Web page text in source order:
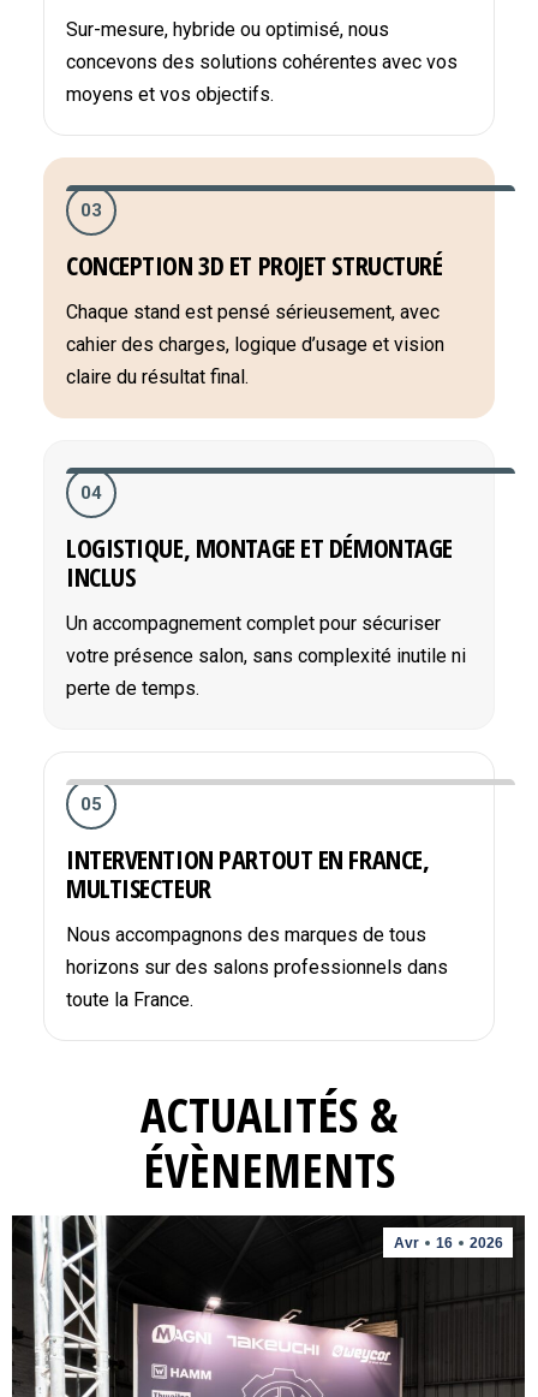
Sur-mesure, hybride ou optimisé, nous
concevons des solutions cohérentes avec vos
moyens et vos objectifs.
03
CONCEPTION 3D ET PROJET STRUCTURÉ
Chaque stand est pensé sérieusement, avec
cahier des charges, logique d’usage et vision
claire du résultat final.
04
LOGISTIQUE, MONTAGE ET DÉMONTAGE
INCLUS
Un accompagnement complet pour sécuriser
votre présence salon, sans complexité inutile ni
perte de temps.
05
INTERVENTION PARTOUT EN FRANCE,
MULTISECTEUR
Nous accompagnons des marques de tous
horizons sur des salons professionnels dans
toute la France.
ACTUALITÉS &
ÉVÈNEMENTS
Avr 16 2026